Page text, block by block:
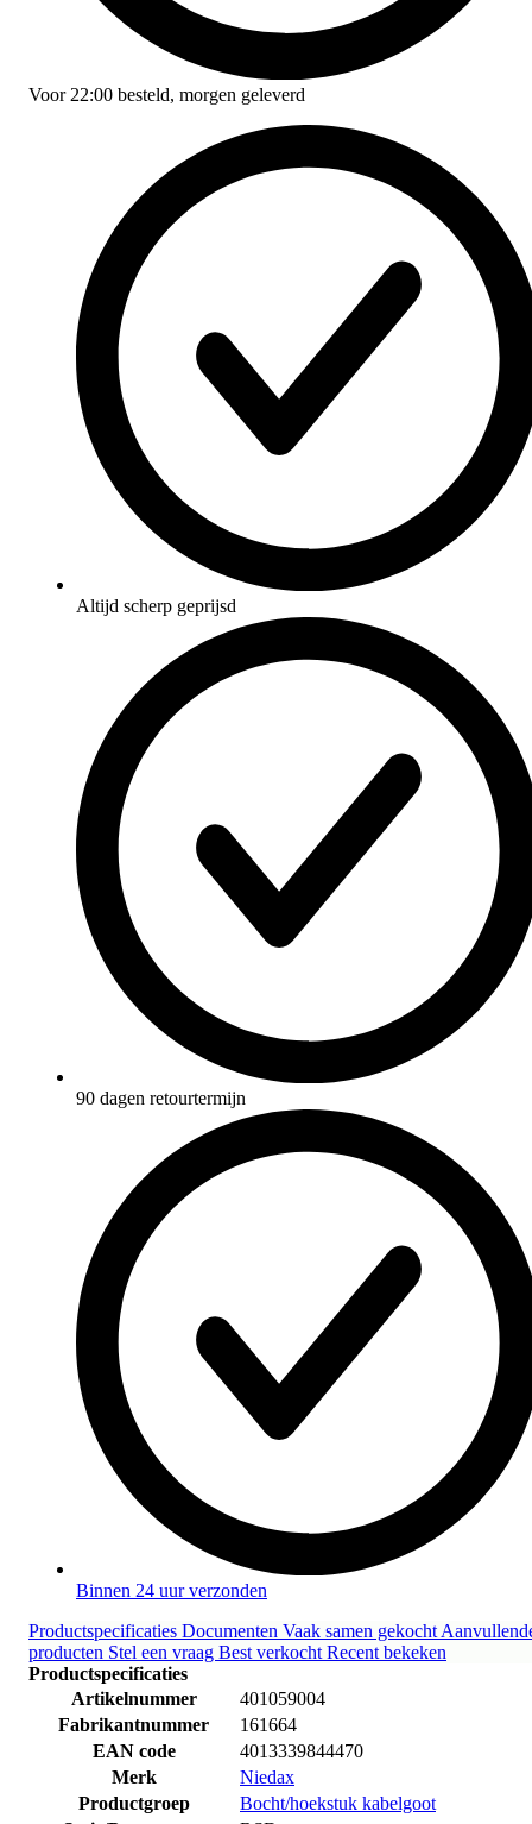
Voor 22:00 besteld, morgen geleverd
Altijd scherp geprijsd
90 dagen retourtermijn
Binnen 24 uur verzonden
Productspecificaties Documenten Vaak samen gekocht
producten Stel een vraag Best verkocht Recent bekeken
Productspecificaties
Artikelnummer
401059004
Fabrikantnummer
161664
EAN code
4013339844470
Merk
Niedax
Productgroep
Bocht/hoekstuk kabelgoot